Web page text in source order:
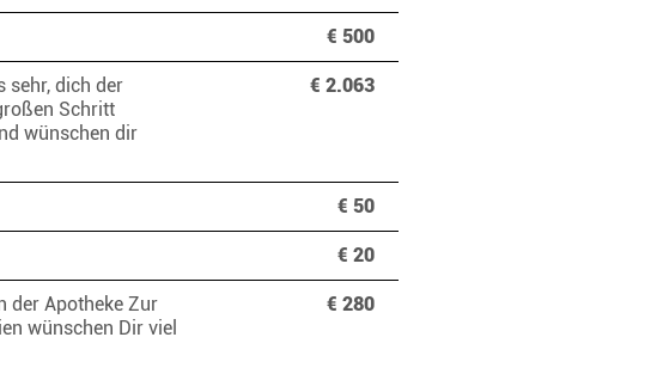
€ 500
€ 2.063
sehr, dich der
Schritt
wünschen dir
€ 50
€ 20
€ 280
der Apotheke Zur
wünschen Dir viel